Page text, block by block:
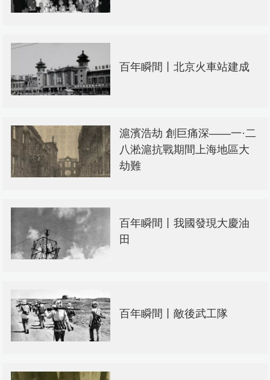
百年瞬間丨北京火車站建成
滬濱浩劫 創巨痛深——一·二
八淞滬抗戰期間上海地區大
劫難
百年瞬間丨我國發現大慶油
田
百年瞬間丨敵後武工隊